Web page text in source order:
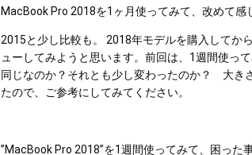
MacBook Pro 2018を1ヶ月使ってみて、改めて感
2015と少し比較も。 2018年モデルを購入してか
ューしてみようと思います。前回は、1週間使っ
同じなのか？それとも少し変わったのか？　大
たので、ご参考にしてみてください。
”MacBook Pro 2018”を1週間使ってみて、困った